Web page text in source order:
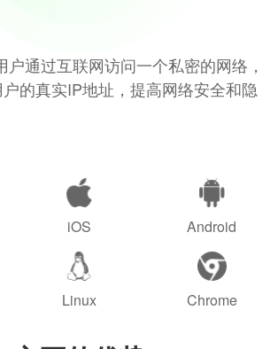
户通过互联网访问一个私密的网络，
的真实IP地址，提高网络安全和隐
iOS Android
Linux Chrome